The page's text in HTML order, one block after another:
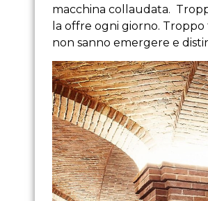
macchina collaudata.
la offre ogni giorno.
non sanno emergere e